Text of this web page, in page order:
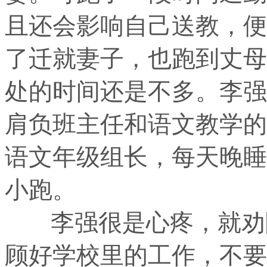
且还会影响自己送教，
了迁就妻子，也跑到丈
处的时间还是不多。李
肩负班主任和语文教学
语文年级组长，每天晚
小跑。
李强很是心疼，就劝
顾好学校里的工作，不